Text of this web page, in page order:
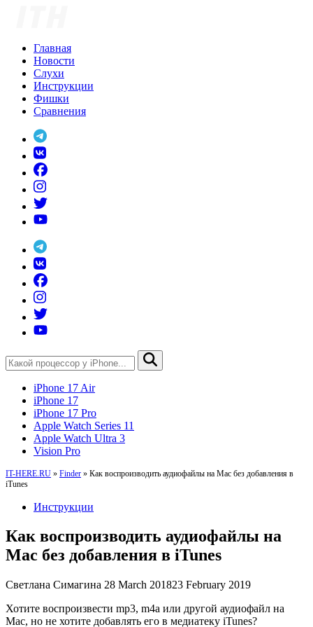
Главная
Новости
Слухи
Инструкции
Фишки
Сравнения
iPhone 17 Air
iPhone 17
iPhone 17 Pro
Apple Watch Series 11
Apple Watch Ultra 3
Vision Pro
IT-HERE.RU » Finder » Как воспроизводить аудиофайлы на Mac без добавления в
iTunes
Инструкции
Как воспроизводить аудиофайлы на
Mac без добавления в iTunes
Светлана Симагина 28 March 201823 February 2019
Хотите воспроизвести mp3, m4a или другой аудиофайл на
Mac, но не хотите добавлять его в медиатеку iTunes?